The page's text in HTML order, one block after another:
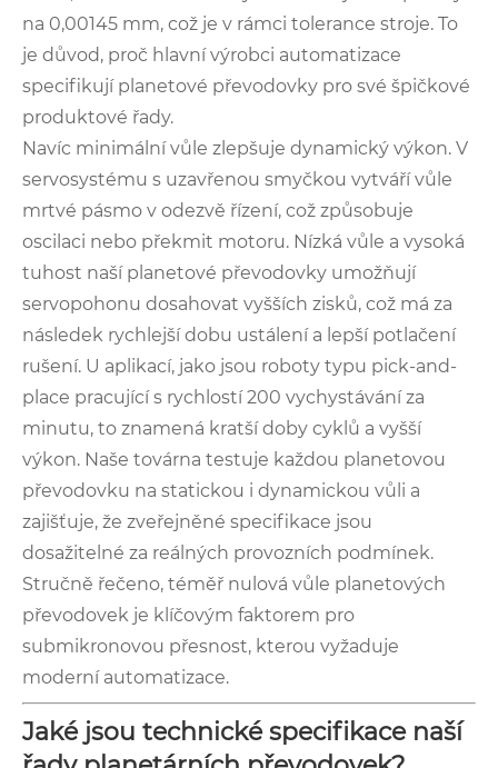
na 0,00145 mm, což je v rámci tolerance stroje. To
je důvod, proč hlavní výrobci automatizace
specifikují planetové převodovky pro své špičkové
produktové řady.
Navíc minimální vůle zlepšuje dynamický výkon. V
servosystému s uzavřenou smyčkou vytváří vůle
mrtvé pásmo v odezvě řízení, což způsobuje
oscilaci nebo překmit motoru. Nízká vůle a vysoká
tuhost naší planetové převodovky umožňují
servopohonu dosahovat vyšších zisků, což má za
následek rychlejší dobu ustálení a lepší potlačení
rušení. U aplikací, jako jsou roboty typu pick-and-
place pracující s rychlostí 200 vychystávání za
minutu, to znamená kratší doby cyklů a vyšší
výkon. Naše továrna testuje každou planetovou
převodovku na statickou i dynamickou vůli a
zajišťuje, že zveřejněné specifikace jsou
dosažitelné za reálných provozních podmínek.
Stručně řečeno, téměř nulová vůle planetových
převodovek je klíčovým faktorem pro
submikronovou přesnost, kterou vyžaduje
moderní automatizace.
Jaké jsou technické specifikace naší